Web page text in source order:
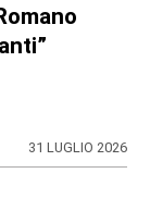
31 LUGLIO 2026